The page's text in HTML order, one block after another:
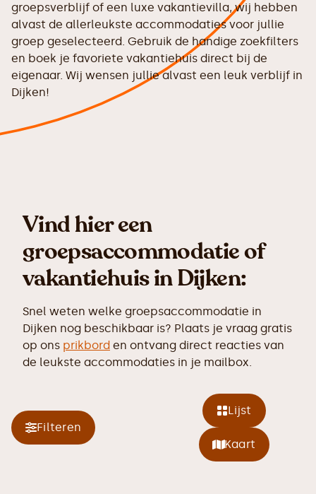
groepsverblijf of een luxe vakantievilla, wij hebben
alvast de allerleukste accommodaties voor jullie
groep geselecteerd. Gebruik de handige zoekfilters
en boek je favoriete vakantiehuis direct bij de
eigenaar. Wij wensen jullie alvast een leuk verblijf in
Dijken!
Vind hier een
groepsaccommodatie of
vakantiehuis in Dijken:
Snel weten welke groepsaccommodatie in
Dijken nog beschikbaar is? Plaats je vraag gratis
op ons prikbord en ontvang direct reacties van
de leukste accommodaties in je mailbox.
Filteren
Lijst
Kaart